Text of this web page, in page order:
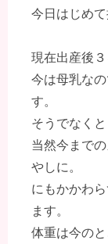
今日はじめて
現在出産後３
今は母乳な
す。
そうでなくと
当然今まで
やしに。
にもかかわ
ます。
体重は今の